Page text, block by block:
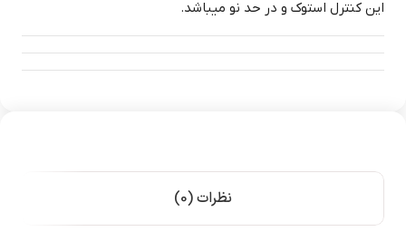
این کنترل استوک و در حد نو میباشد.
نظرات (0)